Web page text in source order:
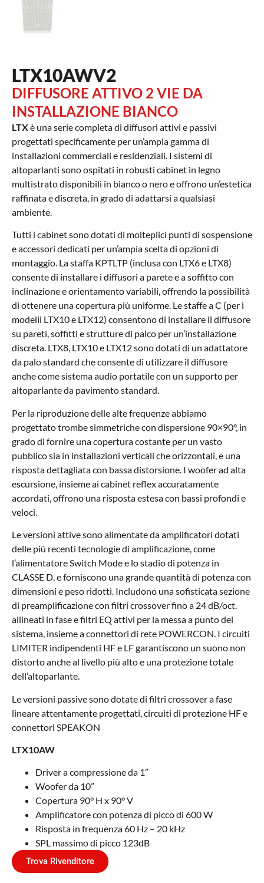
LTX10AWV2
DIFFUSORE ATTIVO 2 VIE DA
INSTALLAZIONE BIANCO
LTXè una serie completa di diffusori attivi e passivi
progettati specificamente per un’ampia gamma di
installazioni commerciali e residenziali. I sistemi di
altoparlanti sono ospitati in robusti cabinet in legno
multistrato disponibili in bianco o nero e offrono un’estetica
raffinata e discreta, in grado di adattarsi a qualsiasi
ambiente.
Tutti i cabinet sono dotati di molteplici punti di sospensione
e accessori dedicati per un’ampia scelta di opzioni di
montaggio. La staffa KPTLTP (inclusa con LTX6 e LTX8)
consente di installare i diffusori a parete e a soffitto con
inclinazione e orientamento variabili, offrendo la possibilità
di ottenere una copertura più uniforme. Le staffe a C (per i
modelli LTX10 e LTX12) consentono di installare il diffusore
su pareti, soffitti e strutture di palco per un’installazione
discreta. LTX8, LTX10 e LTX12 sono dotati di un adattatore
da palo standard che consente di utilizzare il diffusore
anche come sistema audio portatile con un supporto per
altoparlante da pavimento standard.
Per la riproduzione delle alte frequenze abbiamo
progettato trombe simmetriche con dispersione 90×90°, in
grado di fornire una copertura costante per un vasto
pubblico sia in installazioni verticali che orizzontali, e una
risposta dettagliata con bassa distorsione. I woofer ad alta
escursione, insieme ai cabinet reflex accuratamente
accordati, offrono una risposta estesa con bassi profondi e
veloci.
Le versioni attive sono alimentate da amplificatori dotati
delle più recenti tecnologie di amplificazione, come
l’alimentatore Switch Mode e lo stadio di potenza in
CLASSE D, e forniscono una grande quantità di potenza con
dimensioni e peso ridotti. Includono una sofisticata sezione
di preamplificazione con filtri crossover fino a 24 dB/oct.
allineati in fase e filtri EQ attivi per la messa a punto del
sistema, insieme a connettori di rete POWERCON. I circuiti
LIMITER indipendenti HF e LF garantiscono un suono non
distorto anche al livello più alto e una protezione totale
dell’altoparlante.
Le versioni passive sono dotate di filtri crossover a fase
lineare attentamente progettati, circuiti di protezione HF e
connettori SPEAKON
LTX10AW
Driver a compressione da 1”
Woofer da 10”
Copertura 90° H x 90° V
Amplificatore con potenza di picco di 600 W
Risposta in frequenza 60 Hz – 20 kHz
SPL massimo di picco 123dB
Trova Rivenditore